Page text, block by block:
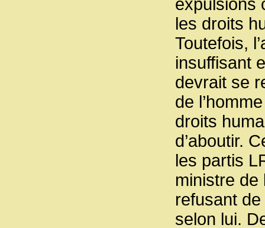
expulsions
les droits
Toutefois,
insuffisant
devrait se
de
droits
d’aboutir.
les partis
ministre de
refusant
selon lui.